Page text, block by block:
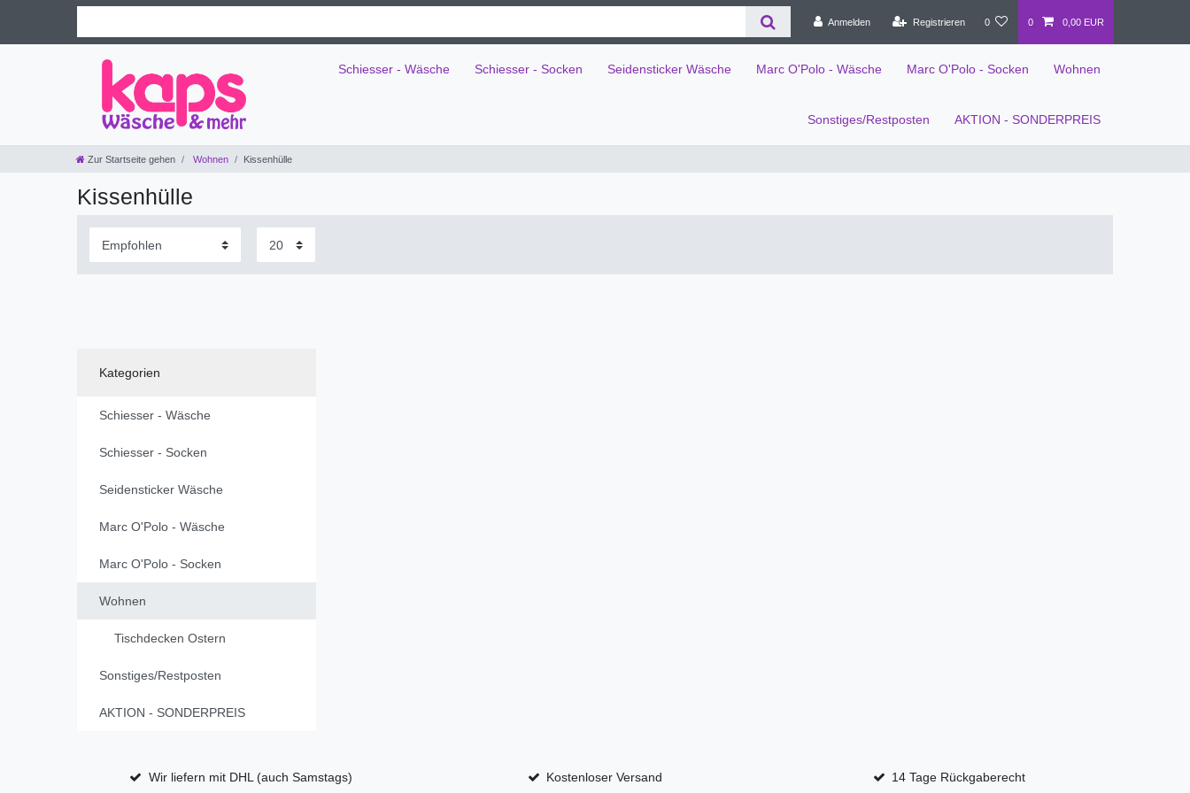
Anmelden Registrieren 0 0 0,00 EUR
Schiesser - Wäsche Schiesser - Socken Seidensticker Wäsche Marc O'Polo - Wäsche Marc O'Polo - Socken Wohnen
Sonstiges/Restposten AKTION - SONDERPREIS
Zur Startseite gehen Wohnen Kissenhülle
Kissenhülle
Kategorien
Schiesser - Wäsche
Schiesser - Socken
Seidensticker Wäsche
Marc O'Polo - Wäsche
Marc O'Polo - Socken
Wohnen
Tischdecken Ostern
Sonstiges/Restposten
AKTION - SONDERPREIS
Wir liefern mit DHL (auch Samstags) Kostenloser Versand 14 Tage Rückgaberecht